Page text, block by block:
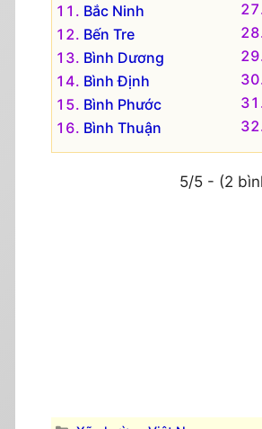
Bắc Ninh
Bến Tre
Bình Dương
Bình Định
Bình Phước
Bình Thuận
5/5 - (2